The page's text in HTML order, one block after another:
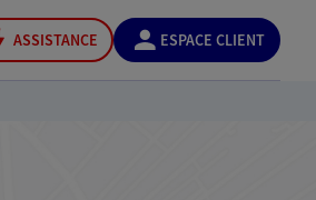
ASSISTANCE ESPACE CLIENT